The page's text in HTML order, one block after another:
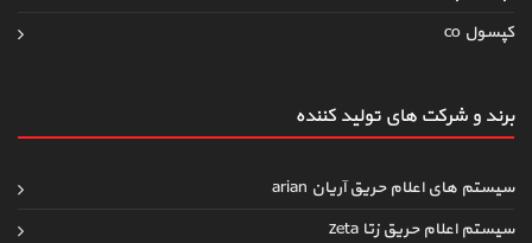
کپسول co
برند و شرکت های تولید کننده
سیستم های اعلام حریق آریان arian
سیستم اعلام حریق زتا zeta